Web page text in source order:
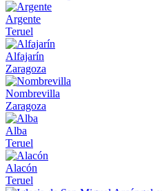
Argente
Teruel
Alfajarín
Zaragoza
Nombrevilla
Zaragoza
Alba
Teruel
Alacón
Teruel